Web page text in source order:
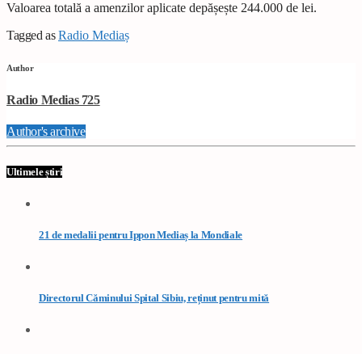
Valoarea totală a amenzilor aplicate depășește 244.000 de lei.
Tagged asRadio Mediaș
Author
Radio Medias 725
Author's archive
Ultimele știri
21 de medalii pentru Ippon Mediaș la Mondiale
Directorul Căminului Spital Sibiu, reținut pentru mită